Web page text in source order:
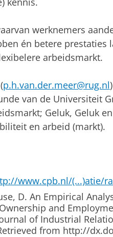
werknemers
én betere prestaties
arbeidsmarkt.
p.h.van.der.meer@rug.nl
van de Universiteit
Geluk, Geluk
en arbeid (markt).
www.cpb.nl/(...)atie/
D. An Empirical
and
of Industrial
from http://